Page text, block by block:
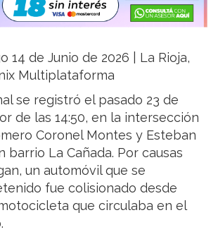
14 de Junio de 2026 | La Rioja,
Multiplataforma
se registró el pasado 23 de
de las 14:50, en la intersección
Coronel Montes y Esteban
barrio La Cañada. Por causas
un automóvil que se
fue colisionado desde
que circulaba en el